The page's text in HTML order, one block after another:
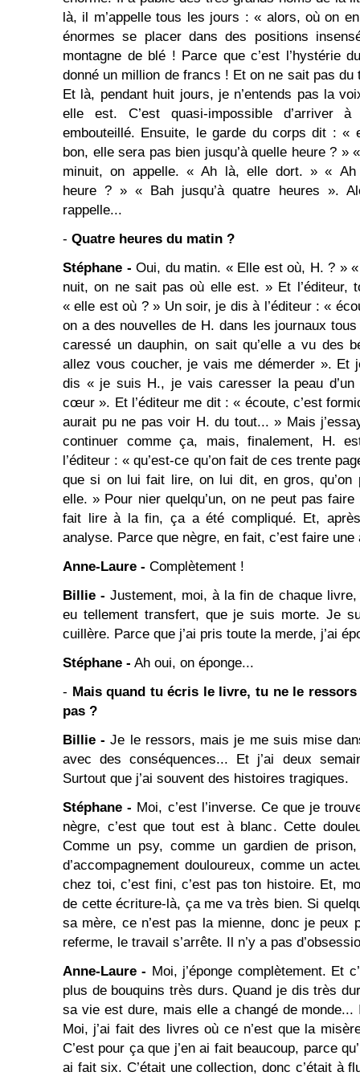
là, il m’appelle tous les jours : « alors, où on
énormes se placer dans des positions
montagne de blé ! Parce que c’est l’hystérie
donné un million de francs ! Et on ne sait pas du
Et là, pendant huit jours, je n’entends pas la
elle est. C’est quasi-impossible d’arriver
embouteillé. Ensuite, le garde du corps dit : «
bon, elle sera pas bien jusqu’à quelle heure ? »
minuit, on appelle. « Ah là, elle dort. » « Ah
heure ? » « Bah jusqu’à quatre heures ».
rappelle...
- Quatre heures du matin ?
Stéphane - Oui, du matin. « Elle est où, H. ? »
nuit, on ne sait pas où elle est. » Et l’éditeur,
« elle est où ? » Un soir, je dis à l’éditeur : «
on a des nouvelles de H. dans les journaux
caressé un dauphin, on sait qu’elle a vu des
allez vous coucher, je vais me démerder ». Et
dis « je suis H., je vais caresser la peau d’un
cœur ». Et l’éditeur me dit : « écoute, c’est
aurait pu ne pas voir H. du tout... » Mais
continuer comme ça, mais, finalement, H.
l’éditeur : « qu’est-ce qu’on fait de ces trente
que si on lui fait lire, on lui dit, en gros, qu’on
elle. » Pour nier quelqu’un, on ne peut pas
fait lire à la fin, ça a été compliqué. Et,
analyse. Parce que nègre, en fait, c’est faire une
Anne-Laure - Complètement !
Billie - Justement, moi, à la fin de chaque
eu tellement transfert, que je suis morte. Je
cuillère. Parce que j’ai pris toute la merde, j’ai
Stéphane - Ah oui, on éponge...
- Mais quand tu écris le livre, tu ne le
pas ?
Billie - Je le ressors, mais je me suis mise
avec des conséquences... Et j’ai deux
Surtout que j’ai souvent des histoires tragiques.
Stéphane - Moi, c’est l’inverse. Ce que je
nègre, c’est que tout est à blanc. Cette
Comme un psy, comme un gardien de
d’accompagnement douloureux, comme un
chez toi, c’est fini, c’est pas ton histoire. Et,
de cette écriture-là, ça me va très bien. Si
sa mère, ce n’est pas la mienne, donc je peux
referme, le travail s’arrête. Il n’y a pas
Anne-Laure - Moi, j’éponge complètement. Et
plus de bouquins très durs. Quand je dis très
sa vie est dure, mais elle a changé de monde...
Moi, j’ai fait des livres où ce n’est que la
C’est pour ça que j’en ai fait beaucoup, parce
ai fait six. C’était une collection, donc c’était à